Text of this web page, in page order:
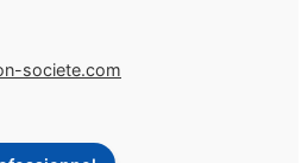
societe.com